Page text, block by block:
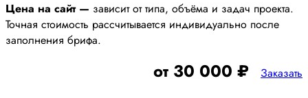
Цена на сайт — зависит от типа, объёма и задач проекта.
Точная стоимость рассчитывается индивидуально после
заполнения брифа.
от 30 000 ₽ Заказать